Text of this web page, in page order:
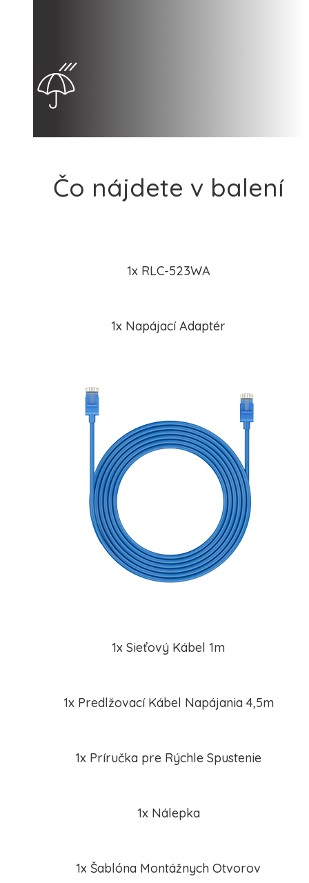
Čo nájdete v balení
1x RLC-523WA
1x Napájací Adaptér
1x Sieťový Kábel 1m
1x Predlžovací Kábel Napájania 4,5m
1x Príručka pre Rýchle Spustenie
1x Nálepka
1x Šablóna Montážnych Otvorov